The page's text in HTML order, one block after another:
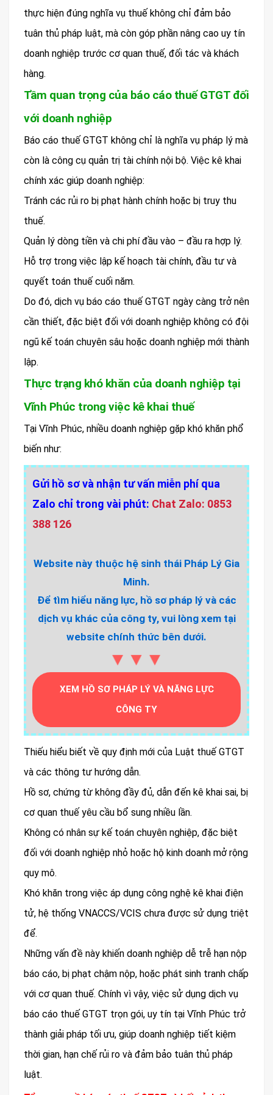
thực hiện đúng nghĩa vụ thuế không chỉ đảm bảo
tuân thủ pháp luật, mà còn góp phần nâng cao uy tín
doanh nghiệp trước cơ quan thuế, đối tác và khách
hàng.
Tầm quan trọng của báo cáo thuế GTGT đối
với doanh nghiệp
Báo cáo thuế GTGT không chỉ là nghĩa vụ pháp lý mà
còn là công cụ quản trị tài chính nội bộ. Việc kê khai
chính xác giúp doanh nghiệp:
Tránh các rủi ro bị phạt hành chính hoặc bị truy thu
thuế.
Quản lý dòng tiền và chi phí đầu vào – đầu ra hợp lý.
Hỗ trợ trong việc lập kế hoạch tài chính, đầu tư và
quyết toán thuế cuối năm.
Do đó, dịch vụ báo cáo thuế GTGT ngày càng trở nên
cần thiết, đặc biệt đối với doanh nghiệp không có đội
ngũ kế toán chuyên sâu hoặc doanh nghiệp mới thành
lập.
Thực trạng khó khăn của doanh nghiệp tại
Vĩnh Phúc trong việc kê khai thuế
Tại Vĩnh Phúc, nhiều doanh nghiệp gặp khó khăn phổ
biến như:
Gửi hồ sơ và nhận tư vấn miễn phí qua
Zalo chỉ trong vài phút: Chat Zalo: 0853
388 126
Website này thuộc hệ sinh thái Pháp Lý Gia
Minh.
Để tìm hiểu năng lực, hồ sơ pháp lý và các
dịch vụ khác của công ty, vui lòng xem tại
website chính thức bên dưới.
▼▼▼
XEM HỒ SƠ PHÁP LÝ VÀ NĂNG LỰC
CÔNG TY
Thiếu hiểu biết về quy định mới của Luật thuế GTGT
và các thông tư hướng dẫn.
Hồ sơ, chứng từ không đầy đủ, dẫn đến kê khai sai, bị
cơ quan thuế yêu cầu bổ sung nhiều lần.
Không có nhân sự kế toán chuyên nghiệp, đặc biệt
đối với doanh nghiệp nhỏ hoặc hộ kinh doanh mở rộng
quy mô.
Khó khăn trong việc áp dụng công nghệ kê khai điện
tử, hệ thống VNACCS/VCIS chưa được sử dụng triệt
để.
Những vấn đề này khiến doanh nghiệp dễ trễ hạn nộp
báo cáo, bị phạt chậm nộp, hoặc phát sinh tranh chấp
với cơ quan thuế. Chính vì vậy, việc sử dụng dịch vụ
báo cáo thuế GTGT trọn gói, uy tín tại Vĩnh Phúc trở
thành giải pháp tối ưu, giúp doanh nghiệp tiết kiệm
thời gian, hạn chế rủi ro và đảm bảo tuân thủ pháp
luật.